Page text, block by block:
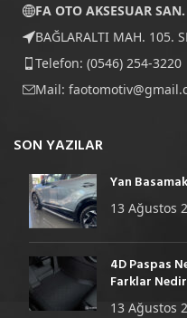
FA OTO AKSESUAR
BAĞLARALTI MAH. 105.
Telefon: (0546) 254-3220
Mail:
SON YAZILAR
Yan
13 Ağustos
4D Paspas
Farklar
13 Ağustos